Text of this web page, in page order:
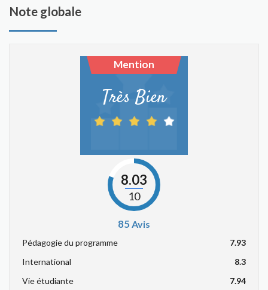
Note globale
Mention
Très Bien
8.03
10
85Avis
Pédagogie du programme
7.93
International
8.3
Vie étudiante
7.94